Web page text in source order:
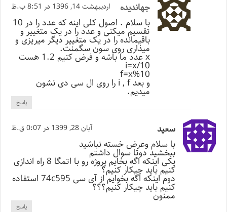
جهاندیده اردیبهشت 14, 1396 در 8:51 ب.ظ
با سلام . اصول کلی اینه که عدد را در 10
تقسیم میکنی و عدد را در یک متغییر و
باقیمانده را در یک متغییر دیگر میریزی و
میذاری روی سون سگمنت.
x عدد ما باشه و فرض کنیم 1.2 هست
i=x/10
f=x%10
و بعد i , f را روی ال سی دی نشون
میدیم.
پاسخ
سعید آبان 28, 1399 در 0:07 ق.ظ
با سلام وعرض خسته نباشید
ببخشید دوتا سوال داشتم
یکی اینکه اگه بخایم پروژه رو با اتمگا 8 راه اندازی
کنیم باید چیکار کنیم؟
دوم اینکه اگه بخوایم از آی سی 74c595 استفاده
کنیم باید چیکار کنیم؟؟؟
ممنون
پاسخ